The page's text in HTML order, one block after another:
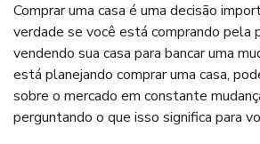
Comprar uma casa é uma decisão
verdade se você está comprando pela
vendendo sua casa para bancar uma
está planejando comprar uma casa,
sobre o mercado em constante
perguntando o que isso significa para